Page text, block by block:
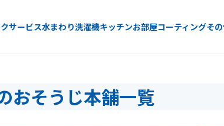
サービス水まわり洗濯機キッチンお部屋コーティングそ
おそうじ本舗一覧